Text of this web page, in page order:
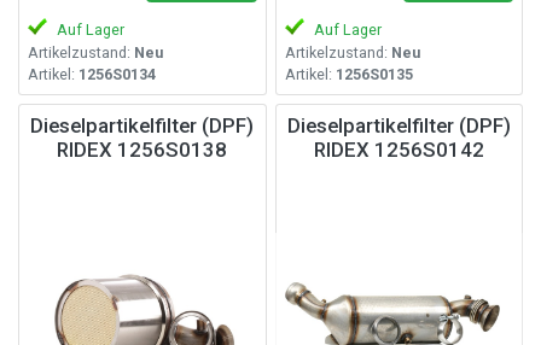
Auf Lager
Artikelzustand: Neu
Artikel: 1256S0134
Auf Lager
Artikelzustand: Neu
Artikel: 1256S0135
Dieselpartikelfilter (DPF)
RIDEX 1256S0138
Dieselpartikelfilter (DPF)
RIDEX 1256S0142